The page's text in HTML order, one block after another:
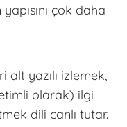
çok daha
alt yazılı izlemek,
olarak) ilgi
dili canlı tutar.